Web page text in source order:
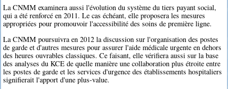
La CNMM examinera aussi l'évolution du système du tiers payant social,
qui a été renforcé en 2011. Le cas échéant, elle proposera les mesures
appropriées pour promouvoir l'accessibilité des soins de première ligne.
La CNMM poursuivra en 2012 la discussion sur l'organisation des postes
de garde et d'autres mesures pour assurer l'aide médicale urgente en dehors
des heures ouvrables classiques. Ce faisant, elle vérifiera aussi sur la base
des analyses du KCE de quelle manière une collaboration plus étroite entre
les postes de garde et les services d'urgence des établissements hospitaliers
signifierait l'apport d'une plus-value.